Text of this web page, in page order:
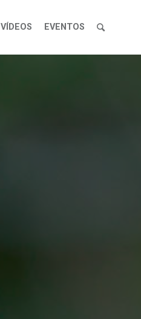
VÍDEOS EVENTOS